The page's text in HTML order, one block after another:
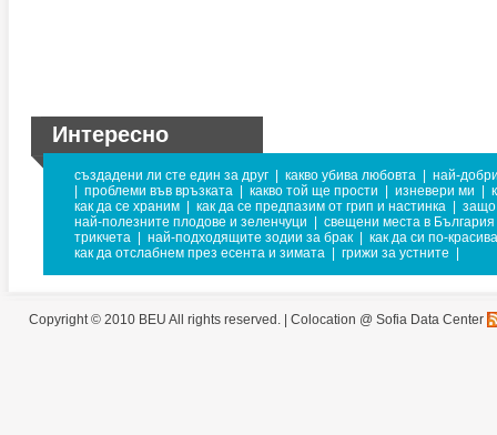
Интересно
създадени ли сте един за друг какво убива любовта
най-
проблеми във връзката какво той ще прости изневери ми
как да се храним
как да се предпазим от грип и настинка
защо
най-полезните плодове и зеленчуци
свещени места в България
трикчета
най-подходящите зодии за брак
как да си по-красива
как да отслабнем през есента и зимата
грижи за устните
Copyright © 2010 BEU All rights reserved. | Colocation @ Sofia Data Center